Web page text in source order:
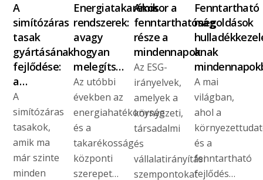
A
simítózáras
tasak
gyártásának
fejlődése:
a…
A
simítózáras
tasakok,
amik ma
már szinte
minden
Energiatakarékos
rendszerek:
avagy
hogyan
melegíts…
Az utóbbi
években az
energiahatékonyság
és a
takarékosság
központi
szerepet…
Amikor a
fenntarthatóság
része a
mindennapoknak
Az ESG-
irányelvek,
amelyek a
környezeti,
társadalmi
és
vállalatirányítási
szempontokat
Fenntartható
megoldások
a
A mai
világban,
ahol a
és a
fenntartható
fejlődés…